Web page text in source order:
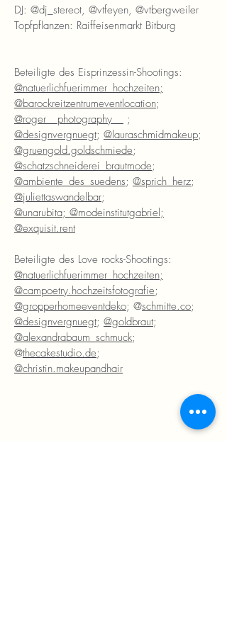
DJ: @dj_stereot, @vtfeyen, @vtbergweiler
Topfpflanzen: Raiffeisenmarkt Bitburg
Beteiligte des Eisprinzessin-Shootings:
@natuerlichfuerimmer_hochzeiten;
@barockreitzentrumeventlocation;
@roger__photography__
;
@designvergnuegt; @lauraschmidmakeup;
@gruengold.goldschmiede;
@schatzschneiderei_brautmode;
@ambiente_des_suedens; @sprich_herz;
@juliettaswandelbar;
@unarubita; @modeinstitutgabriel;
@exquisit.rent
Beteiligte des Love rocks-Shootings:
@natuerlichfuerimmer_hochzeiten;
@campoetry.hochzeitsfotografie;
@gropperhomeeventdeko; @schmitte.co;
@designvergnuegt; @goldbraut;
@alexandrabaum_schmuck;
@thecakestudio.de;
@christin.makeupandhair